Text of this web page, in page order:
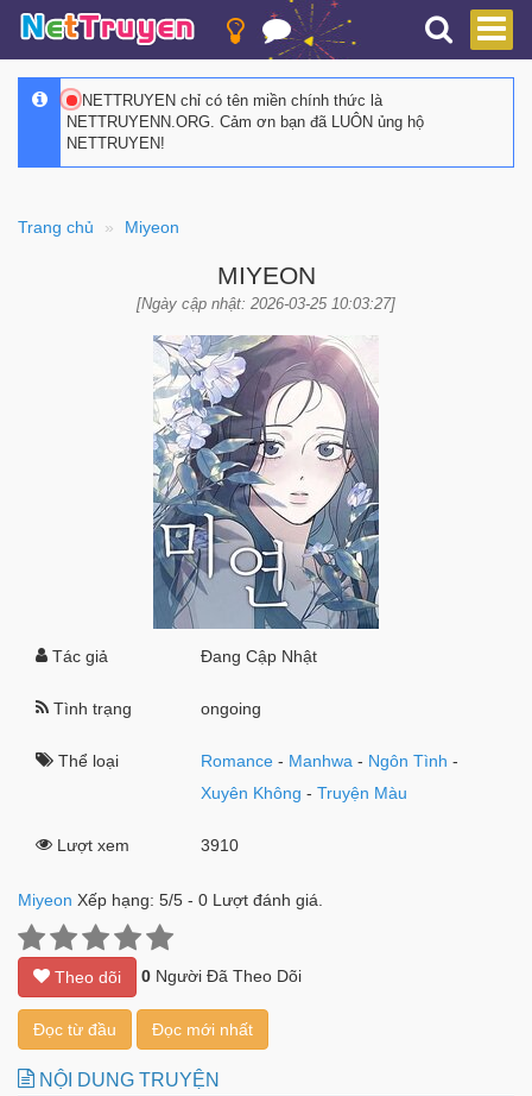
NETTRUYEN chỉ có tên miền chính thức là
NETTRUYENN.ORG. Cảm ơn bạn đã LUÔN ủng hộ
NETTRUYEN!
Trang chủ Miyeon
MIYEON
[Ngày cập nhật: 2026-03-25 10:03:27]
Tác giả Đang Cập Nhật
Tình trạng ongoing
Thể loại Romance - Manhwa - Ngôn Tình -
Xuyên Không -Truyện Màu
Lượt xem 3910
Miyeon Xếp hạng: 5/5 - 0 Lượt đánh giá.
Theo dõi 0 Người Đã Theo Dõi
Đọc từ đầu Đọc mới nhất
NỘI DUNG TRUYỆN